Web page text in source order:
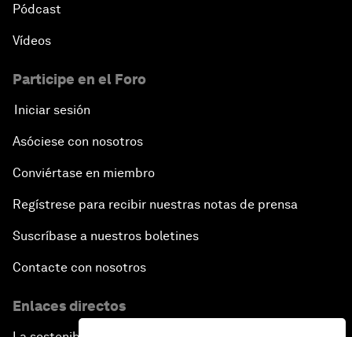
Pódcast
Vídeos
Participe en el Foro
Iniciar sesión
Asóciese con nosotros
Conviértase en miembro
Regístrese para recibir nuestras notas de prensa
Suscríbase a nuestros boletines
Contacte con nosotros
Enlaces directos